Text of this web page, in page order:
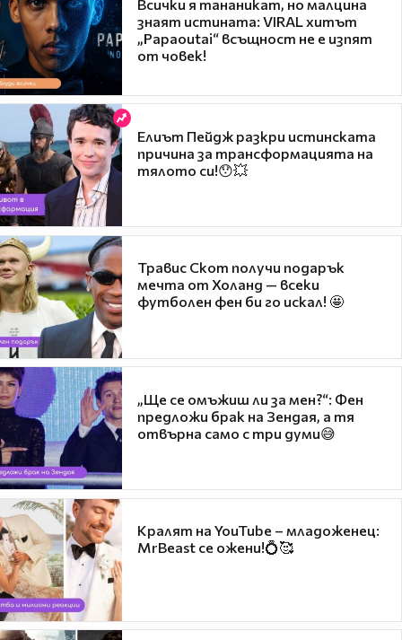
Всички я тананикат, но малцина
знаят истината: VIRAL хитът
„Papaoutai“ всъщност не е изпят
от човек!
Елиът Пейдж разкри истинската
причина за трансформацията на
тялото си!😯💥
Травис Скот получи подарък
мечта от Холанд — всеки
футболен фен би го искал! 🤩
„Ще се омъжиш ли за мен?“: Фен
предложи брак на Зендая, а тя
отвърна само с три думи😅
Кралят на YouTube – младоженец:
MrBeast се ожени!💍🥰